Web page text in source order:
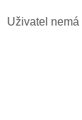
Uživatel